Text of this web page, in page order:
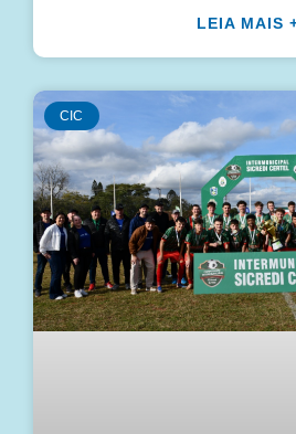
LEIA MAIS
CIC